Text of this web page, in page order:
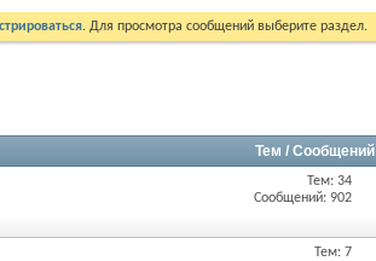
. Для просмотра сообщений выберите раздел.
Тем / Сообщений
Тем: 34
Сообщений: 902
Тем: 7